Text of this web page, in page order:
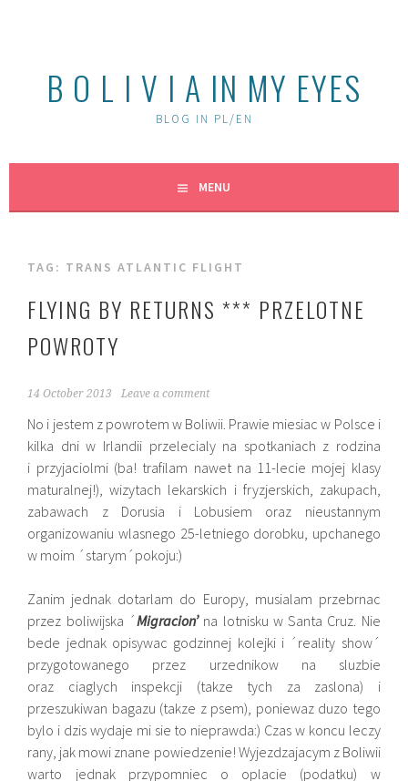
B O L I V I A IN MY EYES
BLOG IN PL/EN
MENU
TAG: TRANS ATLANTIC FLIGHT
FLYING BY RETURNS *** PRZELOTNE
POWROTY
14 October 2013 Leave a comment
No i jestem z powrotem w Boliwii. Prawie miesiac w Polsce i
kilka dni w Irlandii przelecialy na spotkaniach z rodzina
i przyjaciolmi (ba! trafilam nawet na 11-lecie mojej klasy
maturalnej!), wizytach lekarskich i fryzjerskich, zakupach,
zabawach z Dorusia i Lobusiem oraz nieustannym
organizowaniu wlasnego 25-letniego dorobku, upchanego
w moim ´starym´pokoju:)
Zanim jednak dotarlam do Europy, musialam przebrnac
przez boliwijska ´Migracion’ na lotnisku w Santa Cruz. Nie
bede jednak opisywac godzinnej kolejki i ´reality show´
przygotowanego przez urzednikow na sluzbie
oraz ciaglych inspekcji (takze tych za zaslona) i
przeszukiwan bagazu (takze z psem), poniewaz duzo tego
bylo i dzis wydaje mi sie to nieprawda:) Czas w koncu leczy
rany, jak mowi znane powiedzenie! Wyjezdzajacym z Boliwii
warto jednak przypomniec o oplacie (podatku) w